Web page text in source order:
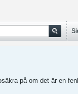
på om det är en